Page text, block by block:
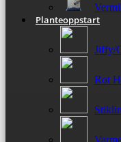
Planteoppstart
Jiffy/
Rot